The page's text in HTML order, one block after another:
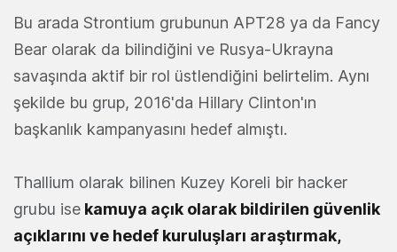
Bu arada Strontium grubunun APT28 ya da Fancy
Bear olarak da bilindiğini ve Rusya-Ukrayna
savaşında aktif bir rol üstlendiğini belirtelim. Aynı
şekilde bu grup, 2016'da Hillary Clinton'ın
başkanlık kampanyasını hedef almıştı.
Thallium olarak bilinen Kuzey Koreli bir hacker
grubu ise kamuya açık olarak bildirilen güvenlik
açıklarını ve hedef kuruluşları araştırmak,